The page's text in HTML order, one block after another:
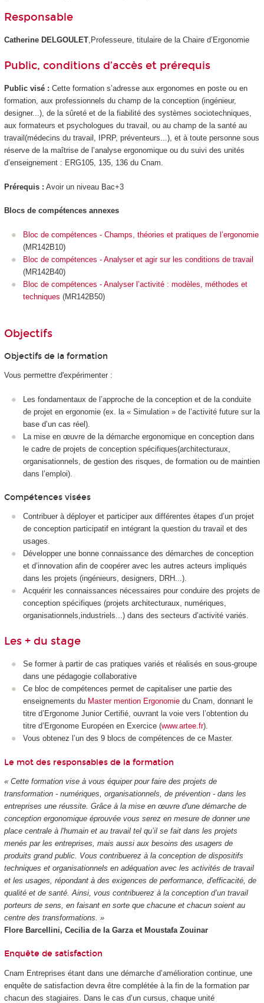
Responsable
Catherine DELGOULET,Professeure, titulaire de la Chaire d’Ergonomie
Public, conditions d’accès et prérequis
Public visé : Cette formation s’adresse aux ergonomes en poste ou en
formation, aux professionnels du champ de la conception (ingénieur,
designer...), de la sûreté et de la fiabilité des systèmes sociotechniques,
aux formateurs et psychologues du travail, ou au champ de la santé au
travail(médecins du travail, IPRP, préventeurs...), et à toute personne sous
réserve de la maîtrise de l’analyse ergonomique ou du suivi des unités
d’enseignement : ERG105, 135, 136 du Cnam.
Prérequis : Avoir un niveau Bac+3
Blocs de compétences annexes
Bloc de compétences - Champs, théories et pratiques de l’ergonomie
(MR142B10)
Bloc de compétences - Analyser et agir sur les conditions de travail
(MR142B40)
Bloc de compétences - Analyser l’activité : modèles, méthodes et
techniques (MR142B50)
Objectifs
Objectifs de la formation
Vous permettre d'expérimenter :
Les fondamentaux de l’approche de la conception et de la conduite
de projet en ergonomie (ex. la « Simulation » de l’activité future sur la
base d’un cas réel).
La mise en œuvre de la démarche ergonomique en conception dans
le cadre de projets de conception spécifiques(architecturaux,
organisationnels, de gestion des risques, de formation ou de maintien
dans l’emploi).
Compétences visées
Contribuer à déployer et participer aux différentes étapes d’un projet
de conception participatif en intégrant la question du travail et des
usages.
Développer une bonne connaissance des démarches de conception
et d’innovation afin de coopérer avec les autres acteurs impliqués
dans les projets (ingénieurs, designers, DRH...).
Acquérir les connaissances nécessaires pour conduire des projets de
conception spécifiques (projets architecturaux, numériques,
organisationnels,industriels...) dans des secteurs d’activité variés.
Les + du stage
Se former à partir de cas pratiques variés et réalisés en sous-groupe
dans une pédagogie collaborative
Ce bloc de compétences permet de capitaliser une partie des
enseignements du Master mention Ergonomie du Cnam, donnant le
titre d’Ergonome Junior Certifié, ouvrant la voie vers l’obtention du
titre d’Ergonome Européen en Exercice (www.artee.fr).
Vous obtenez l’un des 9 blocs de compétences de ce Master.
Le mot des responsables de la formation
« Cette formation vise à vous équiper pour faire des projets de
transformation - numériques, organisationnels, de prévention - dans les
entreprises une réussite. Grâce à la mise en œuvre d'une démarche de
conception ergonomique éprouvée vous serez en mesure de donner une
place centrale à l'humain et au travail tel qu’il se fait dans les projets
menés par les entreprises, mais aussi aux besoins des usagers de
produits grand public. Vous contribuerez à la conception de dispositifs
techniques et organisationnels en adéquation avec les activités de travail
et les usages, répondant à des exigences de performance, d'efficacité, de
qualité et de santé. Ainsi, vous contribuerez à la conception d’un travail
porteurs de sens, en faisant en sorte que chacune et chacun soient au
centre des transformations. »
Flore Barcellini, Cecilia de la Garza et Moustafa Zouinar
Enquête de satisfaction
Cnam Entreprises étant dans une démarche d’amélioration continue, une
enquête de satisfaction devra être complétée à la fin de la formation par
chacun des stagiaires. Dans le cas d’un cursus, chaque unité